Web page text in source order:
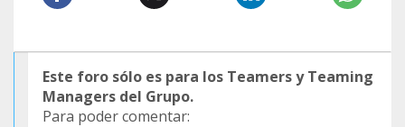
Este foro sólo es para los Teamers y Teaming
Managers del Grupo.
Para poder comentar: